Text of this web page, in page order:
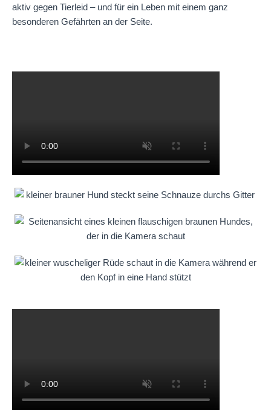
aktiv gegen Tierleid – und für ein Leben mit einem ganz
besonderen Gefährten an der Seite.